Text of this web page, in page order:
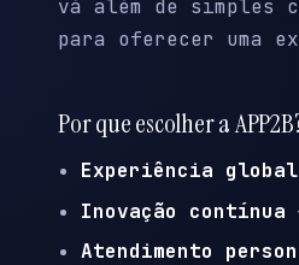
vá além de
para oferecer uma
Por que escolher a
Experiência global
Inovação contínua
Atendimento